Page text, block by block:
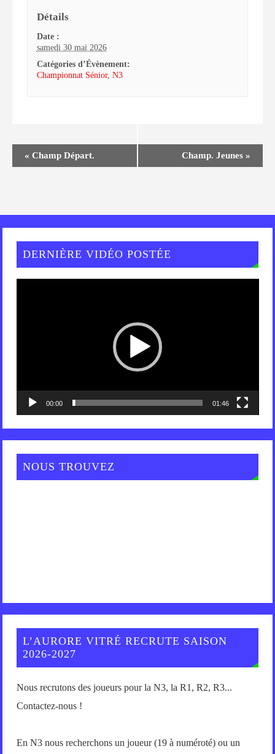
Détails
Date :
samedi 30 mai 2026
Catégories d’Évènement:
Championnat Sénior, N3
« Champ Départ. Champ. Jeunes »
DERNIÈRE VIDÉO POSTÉE
00:00 01:46
NOUS TROUVEZ
L’AURORE VITRÉ RECRUTE SAISON
2026-2027
Nous recrutons des joueurs pour la N3, la R1, R2, R3...
Contactez-nous !
En N3 nous recherchons un joueur (19 à numéroté) ou un